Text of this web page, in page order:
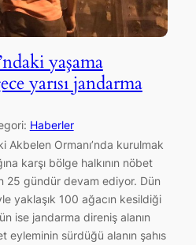
yaşama
yarısı jandarma
Haberler
Akbelen Ormanı’nda kurulmak
karşı bölge halkının nöbet
25 gündür devam ediyor. Dün
yaklaşık 100 ağacın kesildiği
ise jandarma direniş alanın
eyleminin sürdüğü alanın şahıs